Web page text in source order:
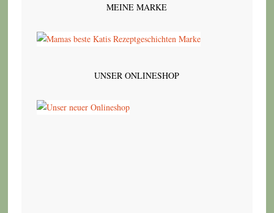
MEINE MARKE
UNSER ONLINESHOP